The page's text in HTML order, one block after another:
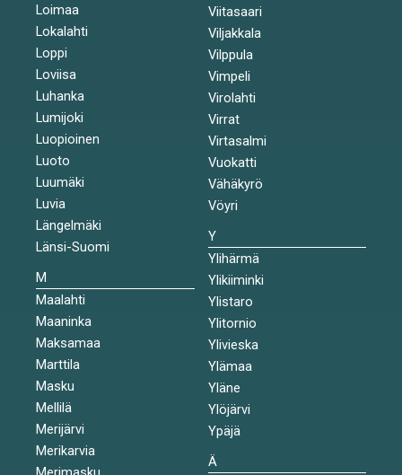
Loimaa
Lokalahti
Loppi
Loviisa
Luhanka
Lumijoki
Luopioinen
Luoto
Luumäki
Luvia
Längelmäki
Länsi-Suomi
M
Maalahti
Maaninka
Maksamaa
Marttila
Masku
Mellilä
Merijärvi
Merikarvia
Viitasaari
Viljakkala
Vilppula
Vimpeli
Virolahti
Virrat
Virtasalmi
Vuokatti
Vähäkyrö
Vöyri
Y
Ylihärmä
Ylikiiminki
Ylistaro
Ylitornio
Ylivieska
Ylämaa
Yläne
Ylöjärvi
Ypäjä
Ä